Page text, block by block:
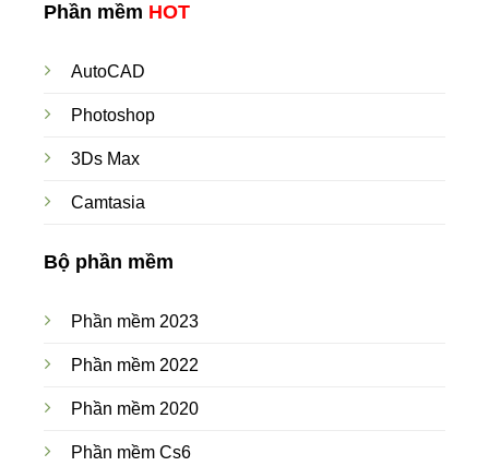
Phần mềm HOT
AutoCAD
Photoshop
3Ds Max
Camtasia
Bộ phần mềm
Phần mềm 2023
Phần mềm 2022
Phần mềm 2020
Phần mềm Cs6